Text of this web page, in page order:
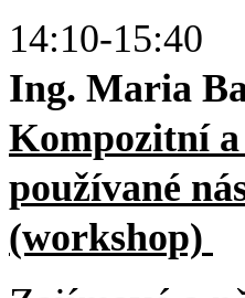
14:10-15:40
Ing. Maria
Kompozitní
používané
(workshop)